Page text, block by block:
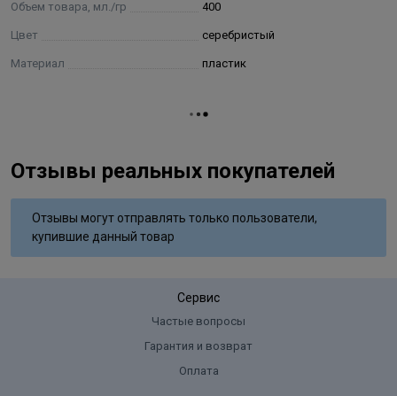
Объем товара, мл./гр 400
Цвет серебристый
Материал пластик
Отзывы реальных покупателей
Отзывы могут отправлять только пользователи,
купившие данный товар
Сервис
Частые вопросы
Гарантия и возврат
Оплата